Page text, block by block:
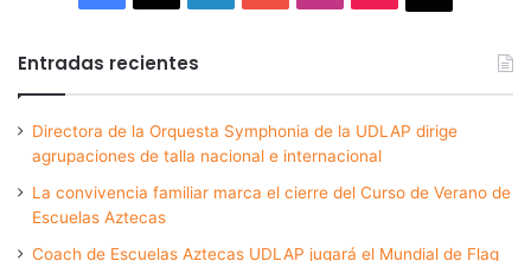
Entradas recientes
Directora de la Orquesta Symphonia de la UDLAP dirige
agrupaciones de talla nacional e internacional
La convivencia familiar marca el cierre del Curso de Verano de
Escuelas Aztecas
Coach de Escuelas Aztecas UDLAP jugará el Mundial de Flag